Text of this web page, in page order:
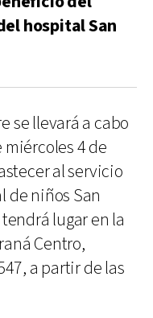
hospital San
se llevará a cabo
4 de
al servicio
de niños San
lugar en la
Centro,
a partir de las